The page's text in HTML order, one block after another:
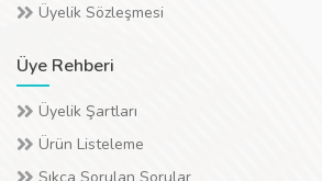
Üyelik Sözleşmesi
Üye Rehberi
Üyelik Şartları
Ürün Listeleme